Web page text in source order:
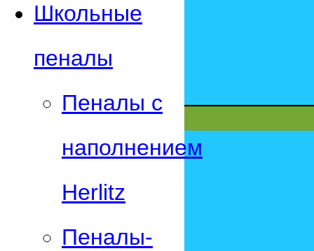
Школьные
пеналы
Пеналы с
наполнением
Herlitz
Пеналы-